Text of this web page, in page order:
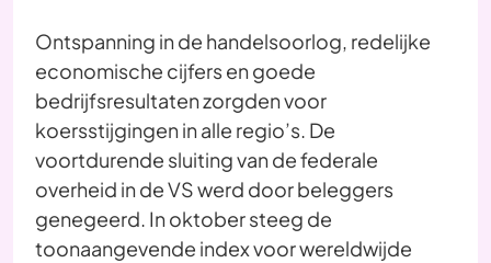
Ontspanning in de handelsoorlog, redelijke
economische cijfers en goede
bedrijfsresultaten zorgden voor
koersstijgingen in alle regio’s. De
voortdurende sluiting van de federale
overheid in de VS werd door beleggers
genegeerd. In oktober steeg de
toonaangevende index voor wereldwijde